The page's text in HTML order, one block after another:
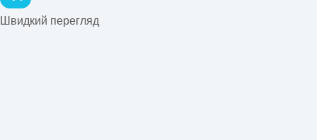
Швидкий перегляд